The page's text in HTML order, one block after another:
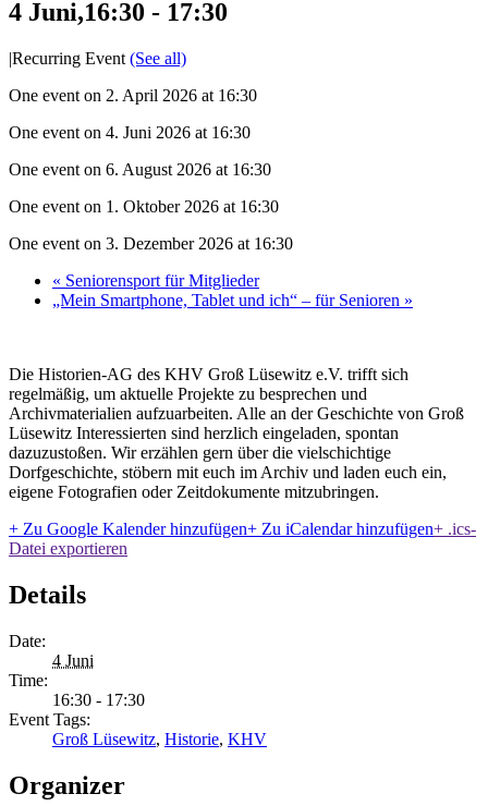
4 Juni,16:30 - 17:30
|Recurring Event (See all)
One event on 2. April 2026 at 16:30
One event on 4. Juni 2026 at 16:30
One event on 6. August 2026 at 16:30
One event on 1. Oktober 2026 at 16:30
One event on 3. Dezember 2026 at 16:30
« Seniorensport für Mitglieder
„Mein Smartphone, Tablet und ich“ – für Senioren »
Die Historien-AG des KHV Groß Lüsewitz e.V. trifft sich
regelmäßig, um aktuelle Projekte zu besprechen und
Archivmaterialien aufzuarbeiten. Alle an der Geschichte von Groß
Lüsewitz Interessierten sind herzlich eingeladen, spontan
dazuzustoßen. Wir erzählen gern über die vielschichtige
Dorfgeschichte, stöbern mit euch im Archiv und laden euch ein,
eigene Fotografien oder Zeitdokumente mitzubringen.
+ Zu Google Kalender hinzufügen+ Zu iCalendar hinzufügen+ .ics-
Datei exportieren
Details
Date:
4 Juni
Time:
16:30 - 17:30
Event Tags:
Groß Lüsewitz, Historie, KHV
Organizer